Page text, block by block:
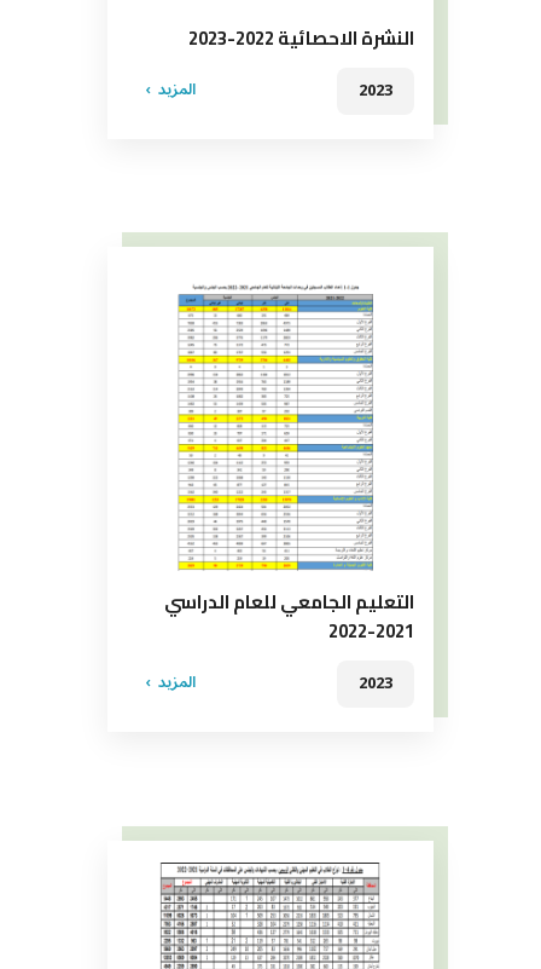
النشرة الاحصائية 2022-2023
2023 المزيد
التعليم الجامعي للعام الدراسي
2021-2022
2023 المزيد